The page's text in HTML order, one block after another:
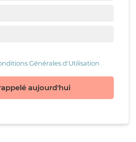
Générales d'Utilisation
aujourd'hui